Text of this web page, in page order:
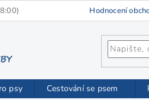
Hodnocení
psy Cestování se psem